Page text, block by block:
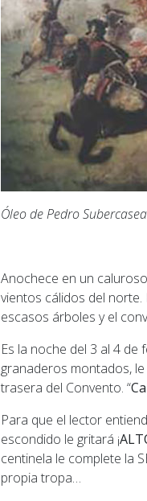
Óleo de Pedro
Anochece en un
vientos cálidos del
escasos árboles y el
Es la noche del 3 al 4
granaderos montados,
trasera del Convento. “
Para que el lector
escondido le gritará ¡
centinela le complete la
propia tropa…